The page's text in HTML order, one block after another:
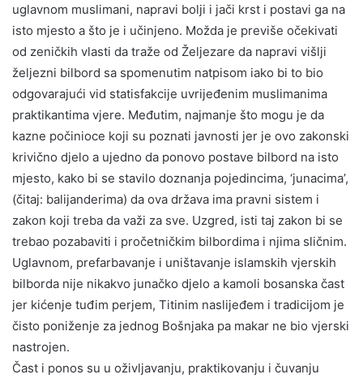
uglavnom muslimani, napravi bolji i jači krst i postavi ga na
isto mjesto a što je i učinjeno. Možda je previše očekivati
od zeničkih vlasti da traže od Željezare da napravi višlji
željezni bilbord sa spomenutim natpisom iako bi to bio
odgovarajući vid statisfakcije uvrijeđenim muslimanima
praktikantima vjere. Međutim, najmanje što mogu je da
kazne počinioce koji su poznati javnosti jer je ovo zakonski
krivično djelo a ujedno da ponovo postave bilbord na isto
mjesto, kako bi se stavilo doznanja pojedincima, ‘junacima’,
(čitaj: balijanderima) da ova država ima pravni sistem i
zakon koji treba da važi za sve. Uzgred, isti taj zakon bi se
trebao pozabaviti i pročetničkim bilbordima i njima sličnim.
Uglavnom, prefarbavanje i uništavanje islamskih vjerskih
bilborda nije nikakvo junačko djelo a kamoli bosanska čast
jer kićenje tuđim perjem, Titinim naslijeđem i tradicijom je
čisto poniženje za jednog Bošnjaka pa makar ne bio vjerski
nastrojen.
Čast i ponos su u oživljavanju, praktikovanju i čuvanju